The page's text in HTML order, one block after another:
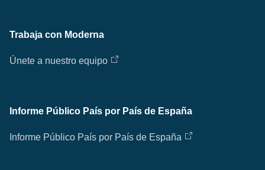
Trabaja con Moderna
Únete a nuestro equipo
Informe Público País por País de España
Informe Público País por País de España